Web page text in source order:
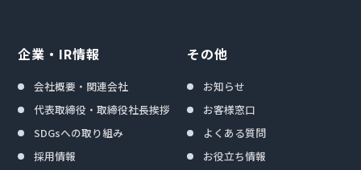
企業・IR情報
会社概要・関連会社
代表取締役・取締役社長挨拶
SDGsへの取り組み
採用情報
その他
お知らせ
お客様窓口
よくある質問
お役立ち情報